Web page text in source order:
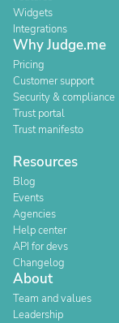
Widgets
Integrations
Why Judge.me
Pricing
Customer support
Security & compliance
Trust portal
Trust manifesto
Resources
Blog
Events
Agencies
Help center
API for devs
Changelog
About
Team and values
Leadership